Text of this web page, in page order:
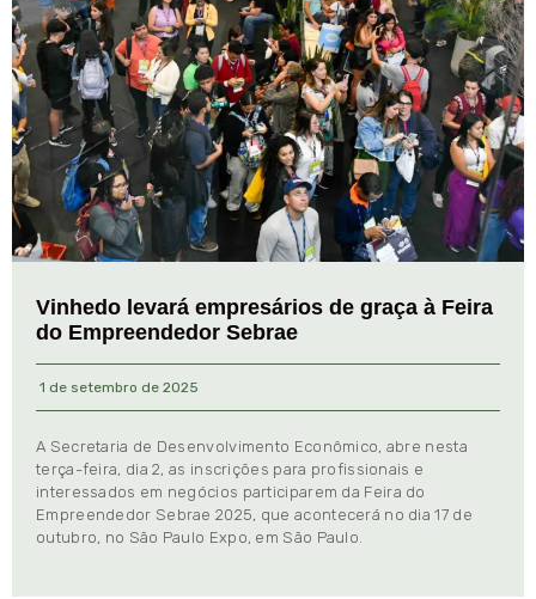
Vinhedo levará empresários de graça à Feira
do Empreendedor Sebrae
1 de setembro de 2025
A Secretaria de Desenvolvimento Econômico, abre nesta
terça-feira, dia 2, as inscrições para profissionais e
interessados em negócios participarem da Feira do
Empreendedor Sebrae 2025, que acontecerá no dia 17 de
outubro, no São Paulo Expo, em São Paulo.